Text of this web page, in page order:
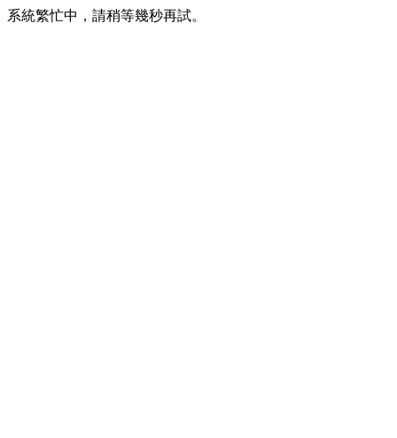
系統繁忙中，請稍等幾秒再試。